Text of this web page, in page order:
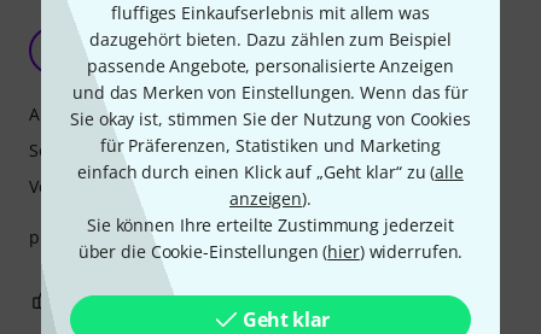
fluffiges Einkaufserlebnis mit allem was
dazugehört bieten. Dazu zählen zum Beispiel
passende Angebote, personalisierte Anzeigen
und das Merken von Einstellungen. Wenn das für
Sie okay ist, stimmen Sie der Nutzung von Cookies
für Präferenzen, Statistiken und Marketing
einfach durch einen Klick auf „Geht klar“ zu (alle
anzeigen).
Sie können Ihre erteilte Zustimmung jederzeit
über die Cookie-Einstellungen (hier) widerrufen.
Geht klar
prima
Horst D. 01.07.2021
prima aber einige blätter dabei die nicht optimal sind
Ansprache
Sound
Verarbeitung
0 BEWERTUNG MELDEN